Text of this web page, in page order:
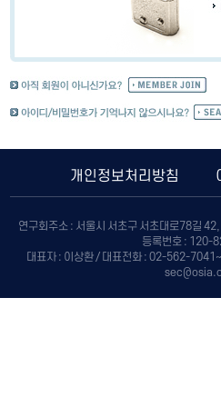
개인정보처리방침
연구회주소 : 서울시 서초구 서초대로78길
등록번호 : 120-
대표자 : 이상환 / 대표전화 : 02-562-